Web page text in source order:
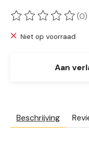
De beoordeling van
(0)
Niet op voorraad
Aan
Beschrijving